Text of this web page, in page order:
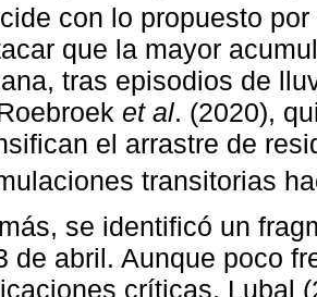
con lo propuesto
que la mayor
tras episodios de
et al. (2020),
el arrastre de
transitorias
se identificó un
de abril. Aunque poco
críticas. Lubal